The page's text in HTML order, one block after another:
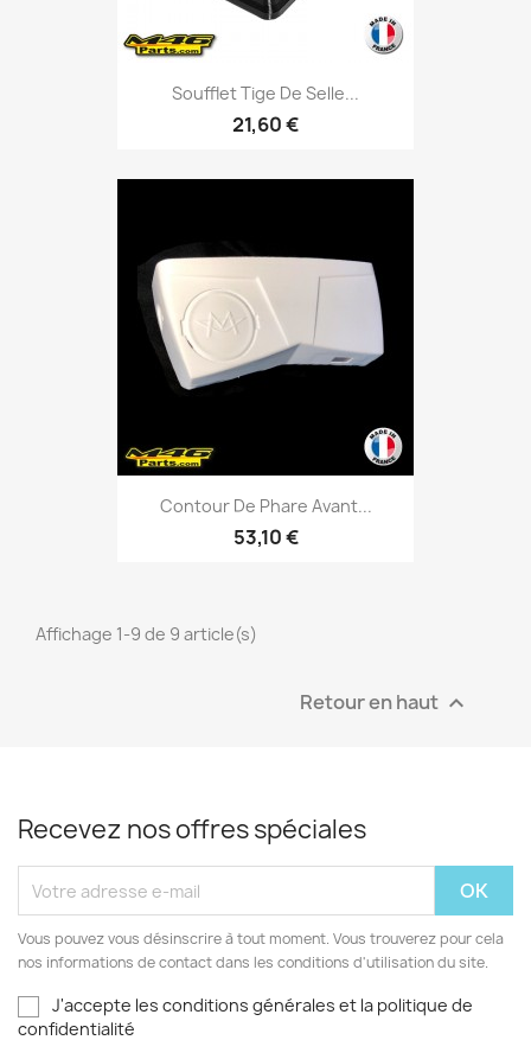
Soufflet Tige De Selle...
21,60 €
Contour De Phare Avant...
53,10 €
Affichage 1-9 de 9 article(s)
Retour en haut 
Recevez nos offres spéciales
Vous pouvez vous désinscrire à tout moment. Vous trouverez pour cela
nos informations de contact dans les conditions d'utilisation du site.
J'accepte les conditions générales et la politique de
confidentialité